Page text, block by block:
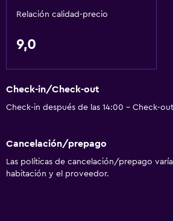
Tetera eléctrica
Minibar
Tetera/cafetera
Relación calidad-precio
9,0
Check-in/Check-out
Check-in después de las 14:00 - Check-
Cancelación/prepago
Las políticas de cancelación/prepago
habitación y el proveedor.